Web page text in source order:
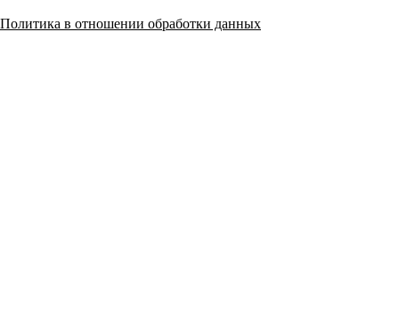
Политика в отношении обработки данных